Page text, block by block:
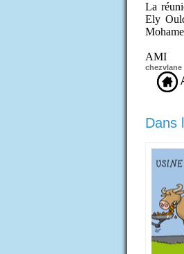
La
Ely
AMI
chezvlane
Dans